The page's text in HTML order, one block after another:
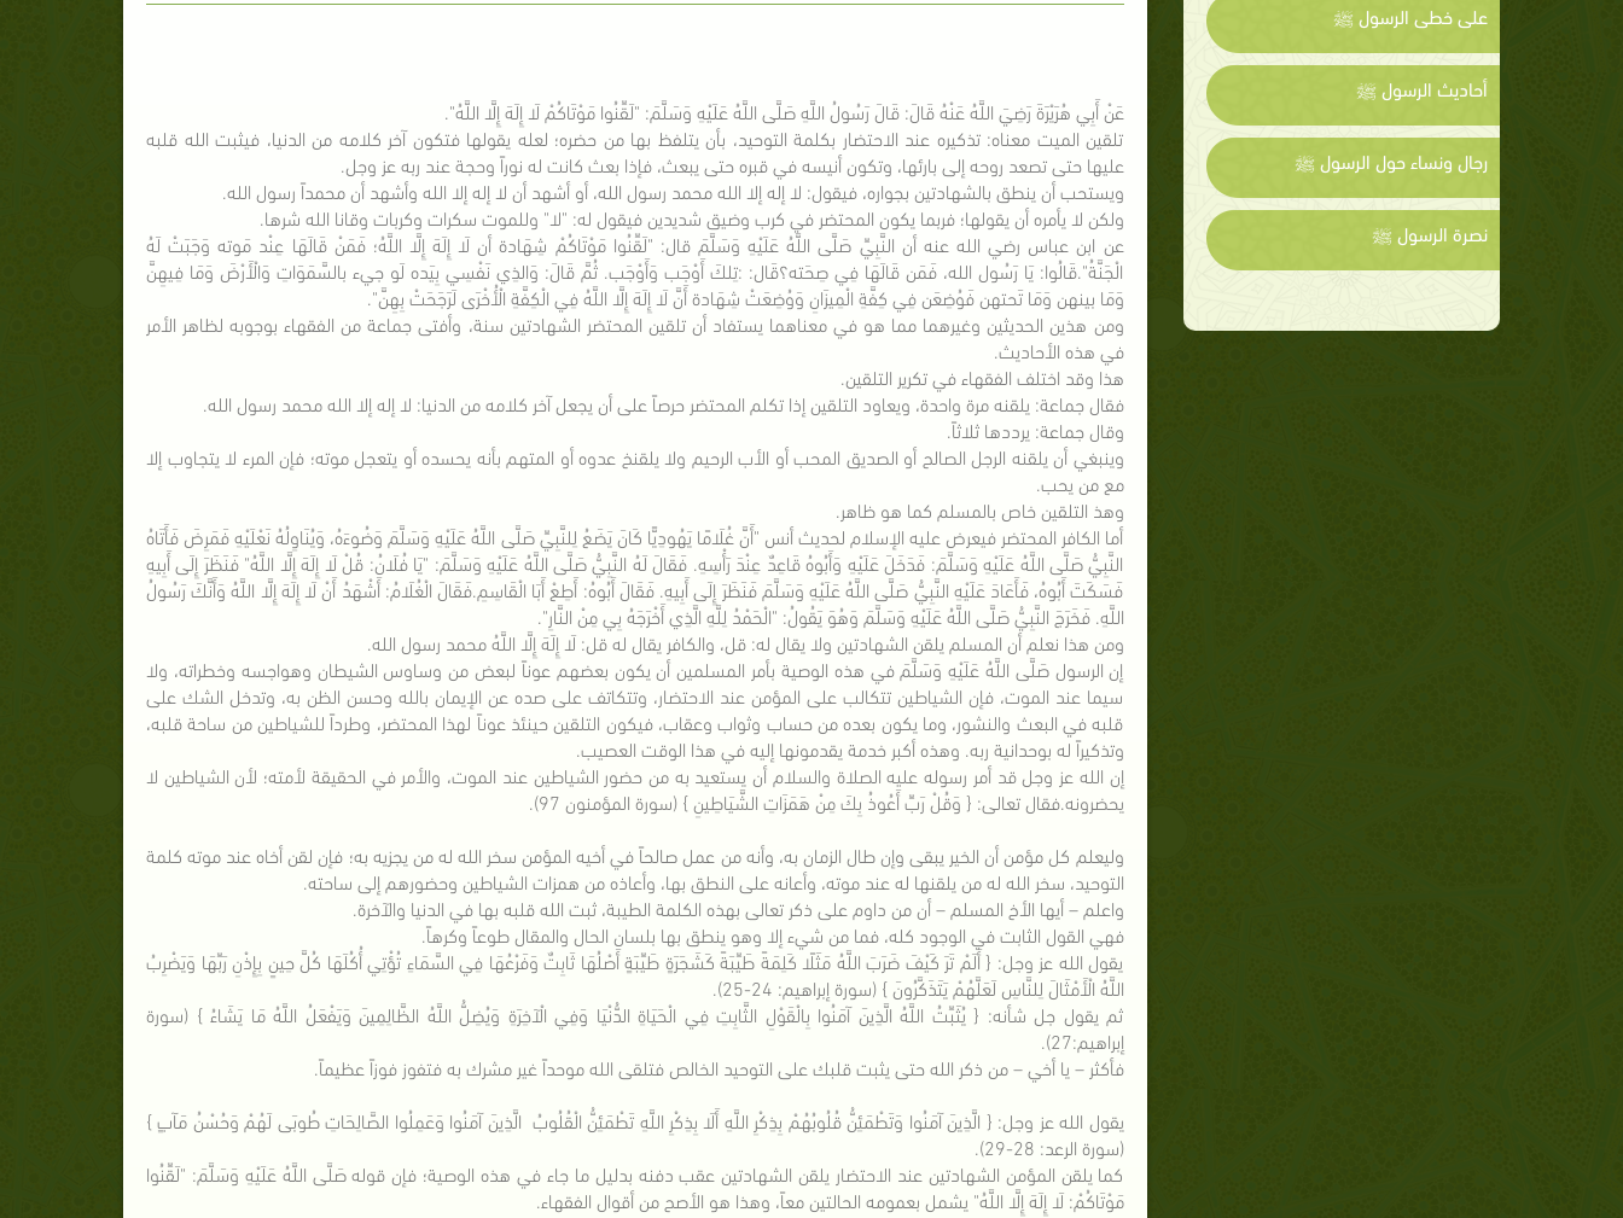
على خطى الرسول ﷺ
أحاديث الرسول ﷺ
رجال ونساء حول الرسول ﷺ
نصرة الرسول ﷺ
عَنْ أَبِي هُرَيْرَةَ رَضِيَ اللَّهُ عَنْهُ قَالَ: قَالَ رَسُولُ اللَّهِ صَلَّى اللَّهُ عَلَيْهِ وَسَلَّمَ: "لَقِّنُوا مَوْتَاكُمْ لَا إِلَهَ إِلَّا اللَّهُ".
تلقين الميت معناه: تذكيره عند الاحتضار بكلمة التوحيد، بأن يتلفظ بها من حضره؛ لعله يقولها فتكون آخر كلامه من الدنيا، فيثبت الله قلبه
عليها حتى تصعد روحه إلى بارئها، وتكون أنيسه في قبره حتى يبعث، فإذا بعث كانت له نوراً وحجة عند ربه عز وجل.
ويستحب أن ينطق بالشهادتين بجواره، فيقول: لا إله إلا الله محمد رسول الله، أو أشهد أن لا إله إلا الله وأشهد أن محمداً رسول الله.
ولكن لا يأمره أن يقولها؛ فربما يكون المحتضر في كرب وضيق شديدين فيقول له: "لا" وللموت سكرات وكربات وقانا الله شرها.
عن ابن عباس رضي الله عنه أن النَّبِيِّ صَلَّى اللَّهُ عَلَيْهِ وَسَلَّمَ قال: "لَقِّنُوا مَوْتَاكُمْ شِهَادة أن لَا إِلَهَ إِلَّا اللَّهُ؛ فَمَنْ قَالَهَا عِنْد مَوته وَجَبَتْ لَهُ
الْجَنَّةُ".قَالُوا: يَا رَسُول الله، فَمَن قَالَهَا فِي صِحَته؟قَال: :تِلكَ أَوْجَب وَأَوْجَب. ثُمَّ قَالَ: وَالذِي نَفْسِي بِيَده لَو جيء بالسَّمَوَاتِ وَالْأَرْضَ وَمَا فِيهِنَّ
وَمَا بينهن وَمَا تَحتهن فَوُضِعَن فِي كِفَّةِ الْمِيزَانِ وَوُضِعَتْ شِهَادة أَنَّ لَا إِلَهَ إِلَّا اللَّهُ فِي الْكِفَّةِ الْأُخْرَى لَرَجَحَتْ بِهِنَّ".
ومن هذين الحديثين وغيرهما مما هو في معناهما يستفاد أن تلقين المحتضر الشهادتين سنة، وأفتى جماعة من الفقهاء بوجوبه لظاهر الأمر
في هذه الأحاديث.
هذا وقد اختلف الفقهاء في تكرير التلقين.
فقال جماعة: يلقنه مرة واحدة، ويعاود التلقين إذا تكلم المحتضر حرصاً على أن يجعل آخر كلامه من الدنيا: لا إله إلا الله محمد رسول الله.
وقال جماعة: يرددها ثلاثاً.
وينبغي أن يلقنه الرجل الصالح أو الصديق المحب أو الأب الرحيم ولا يلقنخ عدوه أو المتهم بأنه يحسده أو يتعجل موته؛ فإن المرء لا يتجاوب إلا
مع من يحب.
وهذ التلقين خاص بالمسلم كما هو ظاهر.
أما الكافر المحتضر فيعرض عليه الإسلام لحديث أنس "أَنَّ غُلَامًا يَهُودِيًّا كَانَ يَضَعُ لِلنَّبِيِّ صَلَّى اللَّهُ عَلَيْهِ وَسَلَّمَ وَضُوءَهُ، وَيُنَاوِلُهُ نَعْلَيْهِ فَمَرِضَ فَأَتَاهُ
النَّبِيُّ صَلَّى اللَّهُ عَلَيْهِ وَسَلَّمَ: فَدَخَلَ عَلَيْهِ وَأَبُوهُ قَاعِدٌ عِنْدَ رَأْسِهِ. فَقَالَ لَهُ النَّبِيُّ صَلَّى اللَّهُ عَلَيْهِ وَسَلَّمَ: "يَا فُلَانُ: قُلْ لَا إِلَهَ إِلَّا اللَّهُ" فَنَظَرَ إِلَى أَبِيهِ
فَسَكَتَ أَبُوهُ، فَأَعَادَ عَلَيْهِ النَّبِيُّ صَلَّى اللَّهُ عَلَيْهِ وَسَلَّمَ فَنَظَرَ إِلَى أَبِيهِ. فَقَالَ أَبُوهُ: أَطِعْ أَبَا الْقَاسِمِ.فَقَالَ الْغُلَامُ: أَشْهَدُ أَنْ لَا إِلَهَ إِلَّا اللَّهُ وَأَنَّكَ رَسُولُ
اللَّهِ. فَخَرَجَ النَّبِيُّ صَلَّى اللَّهُ عَلَيْهِ وَسَلَّمَ وَهُوَ يَقُولُ: "الْحَمْدُ لِلَّهِ الَّذِي أَخْرَجَهُ بِي مِنْ النَّارِ".
ومن هذا نعلم أن المسلم يلقن الشهادتين ولا يقال له: قل، والكافر يقال له قل: لَا إِلَهَ إِلَّا اللَّهُ محمد رسول الله.
إن الرسول صَلَّى اللَّهُ عَلَيْهِ وَسَلَّمَ في هذه الوصية بأمر المسلمين أن يكون بعضهم عوناً لبعض من وساوس الشيطان وهواجسه وخطراته، ولا
سيما عند الموت، فإن الشياطين تتكالب على المؤمن عند الاحتضار، وتتكاتف على صده عن الإيمان بالله وحسن الظن به، وتدخل الشك على
قلبه في البعث والنشور، وما يكون بعده من حساب وثواب وعقاب، فيكون التلقين حينئذ عوناً لهذا المحتضر، وطرداً للشياطين من ساحة قلبه،
وتذكيراً له بوحدانية ربه. وهذه أكبر خدمة يقدمونها إليه في هذا الوقت العصيب.
إن الله عز وجل قد أمر رسوله عليه الصلاة والسلام أن يستعيد به من حضور الشياطين عند الموت، والأمر في الحقيقة لأمته؛ لأن الشياطين لا
يحضرونه.فقال تعالى: { وَقُلْ رَبِّ أَعُوذُ بِكَ مِنْ هَمَزَاتِ الشَّيَاطِينِ } (سورة المؤمنون 97).
وليعلم كل مؤمن أن الخير يبقى وإن طال الزمان به، وأنه من عمل صالحاً في أخيه المؤمن سخر الله له من يجزيه به؛ فإن لقن أخاه عند موته كلمة
التوحيد، سخر الله له من يلقنها له عند موته، وأعانه على النطق بها، وأعاذه من همزات الشياطين وحضورهم إلى ساحته.
واعلم – أيها الأخ المسلم – أن من داوم على ذكر تعالى بهذه الكلمة الطيبة، ثبت الله قلبه بها في الدنيا والآخرة.
فهي القول الثابت في الوجود كله، فما من شيء إلا وهو ينطق بها بلسان الحال والمقال طوعاً وكرهاً.
يقول الله عز وجل: { أَلَمْ تَرَ كَيْفَ ضَرَبَ اللَّهُ مَثَلًا كَلِمَةً طَيِّبَةً كَشَجَرَةٍ طَيِّبَةٍ أَصْلُهَا ثَابِتٌ وَفَرْعُهَا فِي السَّمَاءِ تُؤْتِي أُكُلَهَا كُلَّ حِينٍ بِإِذْنِ رَبِّهَا وَيَضْرِبُ
اللَّهُ الْأَمْثَالَ لِلنَّاسِ لَعَلَّهُمْ يَتَذَكَّرُونَ } (سورة إبراهيم: 24-25).
ثم يقول جل شأنه: { يُثَبِّتُ اللَّهُ الَّذِينَ آمَنُوا بِالْقَوْلِ الثَّابِتِ فِي الْحَيَاةِ الدُّنْيَا وَفِي الْآخِرَةِ وَيُضِلُّ اللَّهُ الظَّالِمِينَ وَيَفْعَلُ اللَّهُ مَا يَشَاءُ } (سورة
إبراهيم:27).
فأكثر – يا أخي – من ذكر الله حتى يثبت قلبك على التوحيد الخالص فتلقى الله موحداً غير مشرك به فتفوز فوزاً عظيماً.
يقول الله عز وجل: { الَّذِينَ آمَنُوا وَتَطْمَئِنُّ قُلُوبُهُمْ بِذِكْرِ اللَّهِ أَلَا بِذِكْرِ اللَّهِ تَطْمَئِنُّ الْقُلُوبُ الَّذِينَ آمَنُوا وَعَمِلُوا الصَّالِحَاتِ طُوبَى لَهُمْ وَحُسْنُ مَآبٍ }
(سورة الرعد: 28-29).
كما يلقن المؤمن الشهادتين عند الاحتضار يلقن الشهادتين عقب دفنه بدليل ما جاء في هذه الوصية؛ فإن قوله صَلَّى اللَّهُ عَلَيْهِ وَسَلَّمَ: "لَقِّنُوا
مَوْتَاكُمْ: لَا إِلَهَ إِلَّا اللَّهُ" يشمل بعمومه الحالتين معاً، وهذا هو الأصح من أقوال الفقهاء.